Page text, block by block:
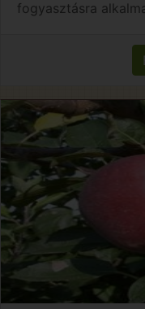
fogyasztásra